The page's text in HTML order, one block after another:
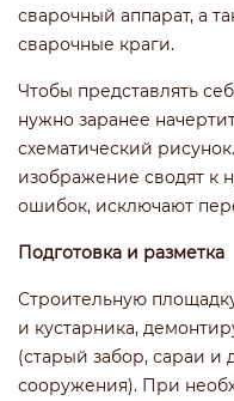
сварочный аппарат, а
сварочные краги.
Чтобы представлять
нужно заранее
схематический
изображение сводят к
ошибок, исключают
Подготовка и разметка
Строительную
и кустарника,
(старый забор, сараи и
сооружения). При